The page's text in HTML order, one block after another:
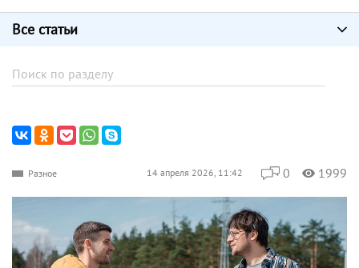
Все статьи
Разное 14 апреля 2026, 11:42 0 1999